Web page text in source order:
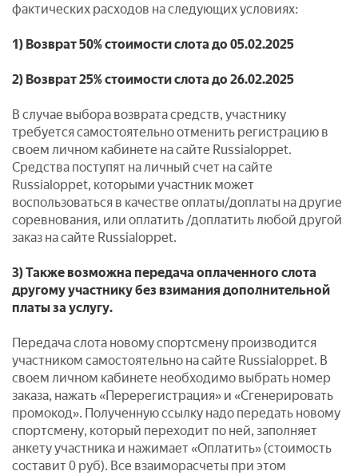
фактических расходов на следующих условиях:
1) Возврат 50% стоимости слота до 05.02.2025
2) Возврат 25% стоимости слота до 26.02.2025
В случае выбора возврата средств, участнику
требуется самостоятельно отменить регистрацию в
своем личном кабинете на сайте Russialoppet.
Средства поступят на личный счет на сайте
Russialoppet, которыми участник может
воспользоваться в качестве оплаты/доплаты на другие
соревнования, или оплатить /доплатить любой другой
заказ на сайте Russialoppet.
3) Также возможна передача оплаченного слота
другому участнику без взимания дополнительной
платы за услугу.
Передача слота новому спортсмену производится
участником самостоятельно на сайте Russialoppet. В
своем личном кабинете необходимо выбрать номер
заказа, нажать «Перерегистрация» и «Сгенерировать
промокод». Полученную ссылку надо передать новому
спортсмену, который переходит по ней, заполняет
анкету участника и нажимает «Оплатить» (стоимость
составит 0 руб). Все взаиморасчеты при этом